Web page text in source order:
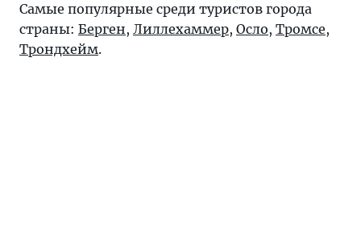
Самые популярные среди туристов города
страны: Берген, Лиллехаммер, Осло, Тромсе,
Трондхейм.